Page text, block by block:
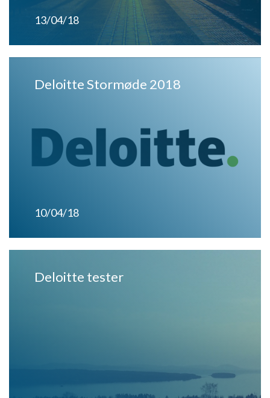
13/04/18
Deloitte Stormøde 2018
10/04/18
Deloitte tester